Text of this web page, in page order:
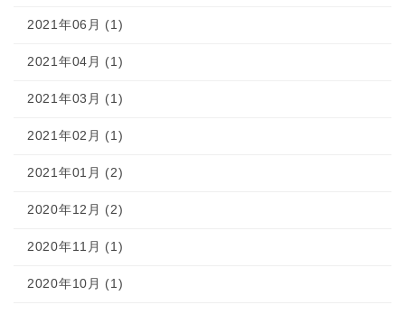
2021年06月 (1)
2021年04月 (1)
2021年03月 (1)
2021年02月 (1)
2021年01月 (2)
2020年12月 (2)
2020年11月 (1)
2020年10月 (1)